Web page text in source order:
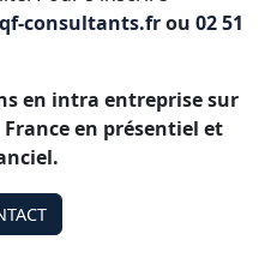
consultants.frou 02 51
en intra entreprise sur
en présentiel et